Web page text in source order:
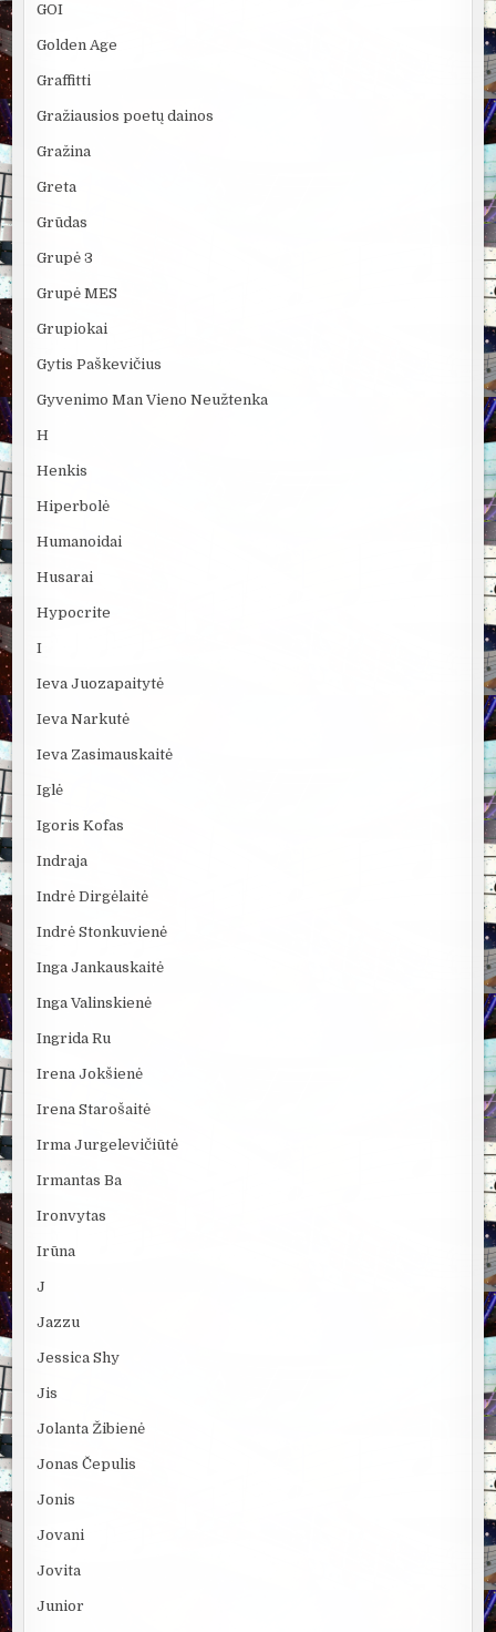
GOI
Golden Age
Graffitti
Gražiausios poetų dainos
Gražina
Greta
Grūdas
Grupė 3
Grupė MES
Grupiokai
Gytis Paškevičius
Gyvenimo Man Vieno Neužtenka
H
Henkis
Hiperbolė
Humanoidai
Husarai
Hypocrite
I
Ieva Juozapaitytė
Ieva Narkutė
Ieva Zasimauskaitė
Iglė
Igoris Kofas
Indraja
Indrė Dirgėlaitė
Indrė Stonkuvienė
Inga Jankauskaitė
Inga Valinskienė
Ingrida Ru
Irena Jokšienė
Irena Starošaitė
Irma Jurgelevičiūtė
Irmantas Ba
Ironvytas
Irūna
J
Jazzu
Jessica Shy
Jis
Jolanta Žibienė
Jonas Čepulis
Jonis
Jovani
Jovita
Junior